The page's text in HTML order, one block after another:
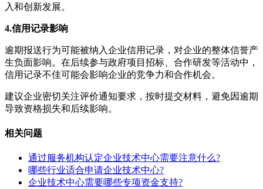
入和创新发展。
4.信用记录影响
逾期报送行为可能被纳入企业信用记录，对企业的整体信誉产
生负面影响。在后续参与政府项目招标、合作研发等活动中，
信用记录不佳可能会影响企业的竞争力和合作机会。
建议企业密切关注评价通知要求，按时提交材料，避免因逾期
导致资格损失和后续影响。
相关问题
通过服务机构认定企业技术中心需要注意什么?
哪些行业适合申请企业技术中心?
企业技术中心需要哪些专项资金支持?